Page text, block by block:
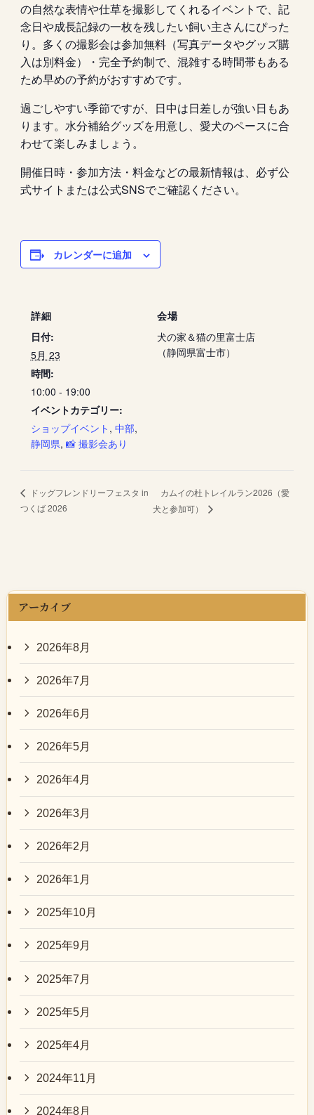
の自然な表情や仕草を撮影してくれるイベントで、記
念日や成長記録の一枚を残したい飼い主さんにぴった
り。多くの撮影会は参加無料（写真データやグッズ購
入は別料金）・完全予約制で、混雑する時間帯もある
ため早めの予約がおすすめです。
過ごしやすい季節ですが、日中は日差しが強い日もあ
ります。水分補給グッズを用意し、愛犬のペースに合
わせて楽しみましょう。
開催日時・参加方法・料金などの最新情報は、必ず公
式サイトまたは公式SNSでご確認ください。
カレンダーに追加
詳細
日付:
5月 23
時間:
10:00 - 19:00
イベントカテゴリー:
ショップイベント , 中部,
静岡県, 📸 撮影会あり
会場
犬の家＆猫の里富士店
（静岡県富士市）
ドッグフレンドリーフェスタ in
つくば 2026
カムイの杜トレイルラン2026（愛
犬と参加可）
アーカイブ
2026年8月
2026年7月
2026年6月
2026年5月
2026年4月
2026年3月
2026年2月
2026年1月
2025年10月
2025年9月
2025年7月
2025年5月
2025年4月
2024年11月
2024年8月